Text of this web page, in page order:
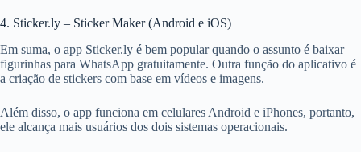
4. Sticker.ly – Sticker Maker (Android e iOS)
Em suma, o app Sticker.ly é bem popular quando o assunto é baixar
figurinhas para WhatsApp gratuitamente. Outra função do aplicativo é
a criação de stickers com base em vídeos e imagens.
Além disso, o app funciona em celulares Android e iPhones, portanto,
ele alcança mais usuários dos dois sistemas operacionais.